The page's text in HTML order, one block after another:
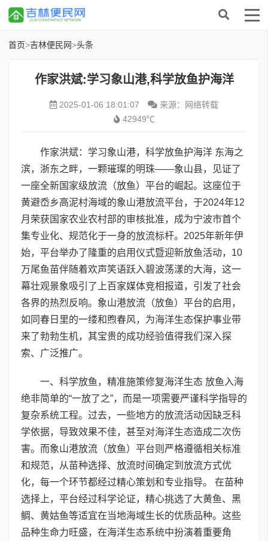
首页>吉林便民网>头条
作家洪斌:学习象山港,科学放鱼护海洋
2025-01-06 18:01:07
来源：网络转载
42949℃
作家洪斌：学习象山港，科学放鱼护海洋 东海之
滨，浙东之畔，一颗璀璨的明珠——象山县，见证了
一座全新国家级放流（放鱼）平台的崛起。这座位于
黄避岙乡高泥村海域的象山港放流平台，于2024年12
月荣获国家农业农村部的审核批准，成为宁波市首个
集专业化、规范化于一身的放流标杆。2025年新年伊
始，平台举办了隆重的启用仪式暨迎新放鱼活动，10
万尾鱼苗伴随着欢声笑语跃入碧波荡漾的大海，这一
幕壮观景象吸引了上百家媒体竞相报道，引发了社会
各界的热烈反响。象山港放流（放鱼）平台的启用，
如同春日里的一缕和煦春风，为海洋生态保护事业带
来了勃勃生机，其宝贵的成功经验值得我们深入探
索、广泛推广。
一、科学放鱼，精准施策修复海洋生态 放鱼入海
绝非简单的“一放了之”，而是一项需要严谨科学指导的
复杂系统工程。过去，一些地方的放流活动因缺乏科
学依据，导致效果不佳，甚至对海洋生态造成二次伤
害。而象山港放流（放鱼）平台则严格遵循相关标准
和规范，从苗种选择、放流时间确定到放流方式优
化，每一个环节都经过精心策划和专业指导。 在苗种
选择上，平台经过科学论证，精心挑选了大黄鱼、黑
鲷、黄姑鱼等适宜在当地海域生长的优质品种。这些
品种生命力旺盛，在海洋生态系统中扮演着重要角